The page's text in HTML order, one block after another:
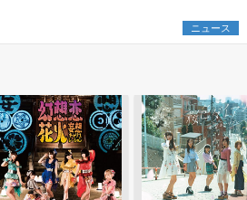
ニュース